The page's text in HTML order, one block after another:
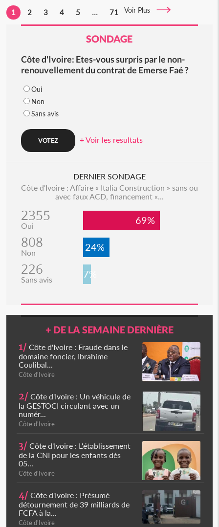
1 2 3 4 5 ... 71 Voir Plus
SONDAGE
Côte d'Ivoire: Etes-vous surpris par le non-
renouvellement du contrat de Emerse Faé ?
Oui
Non
Sans avis
+ Voir les resultats
DERNIER SONDAGE
Côte d'Ivoire : Affaire « Italia Construction » sans ou
avec faux ACD, financement «...
2355
Oui 69%
808
Non 24%
226
Sans avis 7%
+ DE LA SEMAINE DERNIÈRE
1/ Côte d'Ivoire : Fraude dans le
domaine foncier, Ibrahime
Coulibal...
Côte d'Ivoire
2/ Côte d'Ivoire : Un véhicule de
la GESTOCI circulant avec un
numér...
Côte d'Ivoire
3/ Côte d'Ivoire : L'établissement
de la CNI pour les enfants dès
05...
Côte d'Ivoire
4/ Côte d'Ivoire : Présumé
détournement de 39 milliards de
FCFA à la...
Côte d'Ivoire